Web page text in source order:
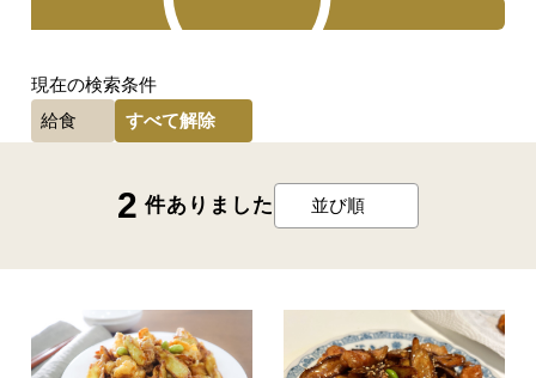
現在の検索条件
給食
すべて解除
2 件ありました 並び順